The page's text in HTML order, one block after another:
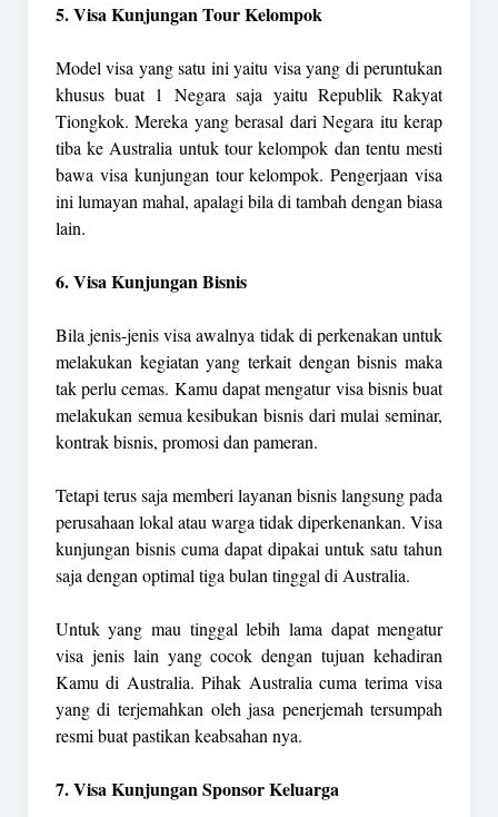
5. Visa Kunjungan Tour Kelompok
Model visa yang satu ini yaitu visa yang di peruntukan
khusus buat 1 Negara saja yaitu Republik Rakyat
Tiongkok. Mereka yang berasal dari Negara itu kerap
tiba ke Australia untuk tour kelompok dan tentu mesti
bawa visa kunjungan tour kelompok. Pengerjaan visa
ini lumayan mahal, apalagi bila di tambah dengan biasa
lain.
6. Visa Kunjungan Bisnis
Bila jenis-jenis visa awalnya tidak di perkenakan untuk
melakukan kegiatan yang terkait dengan bisnis maka
tak perlu cemas. Kamu dapat mengatur visa bisnis buat
melakukan semua kesibukan bisnis dari mulai seminar,
kontrak bisnis, promosi dan pameran.
Tetapi terus saja memberi layanan bisnis langsung pada
perusahaan lokal atau warga tidak diperkenankan. Visa
kunjungan bisnis cuma dapat dipakai untuk satu tahun
saja dengan optimal tiga bulan tinggal di Australia.
Untuk yang mau tinggal lebih lama dapat mengatur
visa jenis lain yang cocok dengan tujuan kehadiran
Kamu di Australia. Pihak Australia cuma terima visa
yang di terjemahkan oleh jasa penerjemah tersumpah
resmi buat pastikan keabsahan nya.
7. Visa Kunjungan Sponsor Keluarga